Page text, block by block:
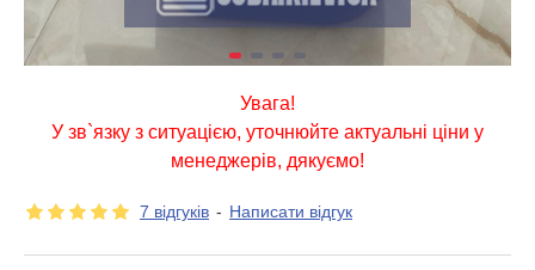
Увага!
У зв`язку з ситуацією, уточнюйте актуальні ціни у
менеджерів, дякуємо!
7 відгуків - Написати відгук